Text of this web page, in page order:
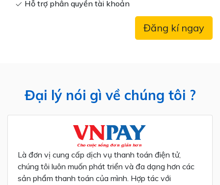
Hỗ trợ phân quyền tài khoản
Đăng kí ngay
Đại lý nói gì về chúng tôi ?
Là đơn vị cung cấp dịch vụ thanh toán điện tử,
chúng tôi luôn muốn phát triển và đa dạng hơn các
sản phẩm thanh toán của mình. Hợp tác với